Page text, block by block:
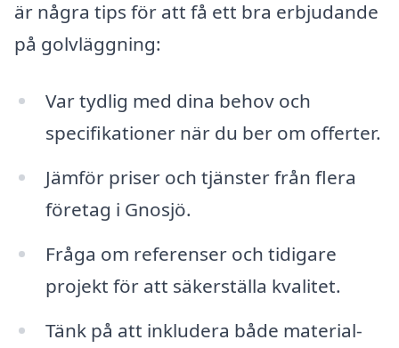
är några tips för att få ett bra erbjudande
på golvläggning:
Var tydlig med dina behov och
specifikationer när du ber om offerter.
Jämför priser och tjänster från flera
företag i Gnosjö.
Fråga om referenser och tidigare
projekt för att säkerställa kvalitet.
Tänk på att inkludera både material-